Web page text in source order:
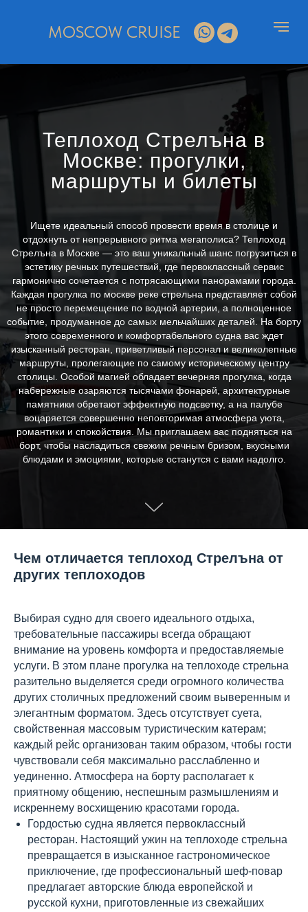
MOSCOW CRUISE
Теплоход Стрелъна в
Москве: прогулки,
маршруты и билеты
Ищете идеальный способ провести время в столице и
отдохнуть от непрерывного ритма мегаполиса? Теплоход
Стрелъна в Москве — это ваш уникальный шанс погрузиться в
эстетику речных путешествий, где первоклассный сервис
гармонично сочетается с потрясающими панорамами города.
Каждая прогулка по москве реке стрельна представляет собой
не просто перемещение по водной артерии, а полноценное
событие, продуманное до самых мельчайших деталей. На борту
этого современного и комфортабельного судна вас ждет
изысканный ресторан, приветливый персонал и великолепные
маршруты, пролегающие по самому историческому центру
столицы. Особой магией обладает вечерняя прогулка, когда
набережные озаряются тысячами фонарей, архитектурные
памятники обретают эффектную подсветку, а на палубе
воцаряется совершенно неповторимая атмосфера уюта,
романтики и спокойствия. Мы приглашаем вас подняться на
борт, чтобы насладиться свежим речным бризом, вкусными
блюдами и эмоциями, которые останутся с вами надолго.
Чем отличается теплоход Стрелъна от
других теплоходов
Выбирая судно для своего идеального отдыха,
требовательные пассажиры всегда обращают
внимание на уровень комфорта и предоставляемые
услуги. В этом плане прогулка на теплоходе стрельна
разительно выделяется среди огромного количества
других столичных предложений своим выверенным и
элегантным форматом. Здесь отсутствует суета,
свойственная массовым туристическим катерам;
каждый рейс организован таким образом, чтобы гости
чувствовали себя максимально расслабленно и
уединенно. Атмосфера на борту располагает к
приятному общению, неспешным размышлениям и
искреннему восхищению красотами города.
Гордостью судна является первоклассный
ресторан. Настоящий ужин на теплоходе стрельна
превращается в изысканное гастрономическое
приключение, где профессиональный шеф-повар
предлагает авторские блюда европейской и
русской кухни, приготовленные из свежайших